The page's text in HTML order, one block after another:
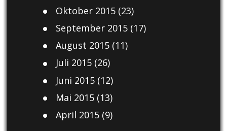
Oktober 2015(23)
September 2015(17)
August 2015(11)
Juli 2015(26)
Juni 2015(12)
Mai 2015(13)
April 2015(9)